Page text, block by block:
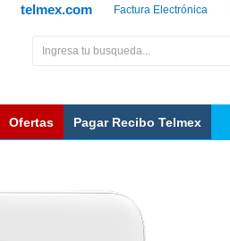
Factura Electrónica
telmex.com
Ofertas Pagar Recibo Telmex